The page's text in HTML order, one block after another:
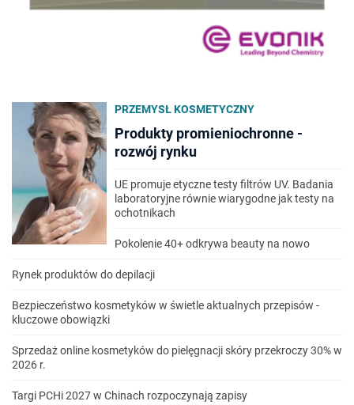
PRZEMYSŁ KOSMETYCZNY
Produkty promieniochronne -
rozwój rynku
UE promuje etyczne testy filtrów UV. Badania
laboratoryjne równie wiarygodne jak testy na
ochotnikach
Pokolenie 40+ odkrywa beauty na nowo
Rynek produktów do depilacji
Bezpieczeństwo kosmetyków w świetle aktualnych przepisów -
kluczowe obowiązki
Sprzedaż online kosmetyków do pielęgnacji skóry przekroczy 30% w
2026 r.
Targi PCHi 2027 w Chinach rozpoczynają zapisy